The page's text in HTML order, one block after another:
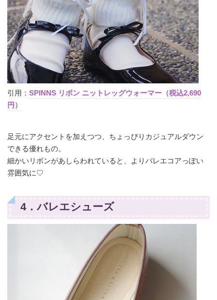
引用： SPINNS リボン ニットレッグウォーマー（税込2,690
円）
足元にアクセントを加えつつ、ちょっぴりカジュアルダウン
できる優れもの。
細かいリボンがあしらわれていると、よりバレエコアっぽい
雰囲気に♡
4．バレエシューズ